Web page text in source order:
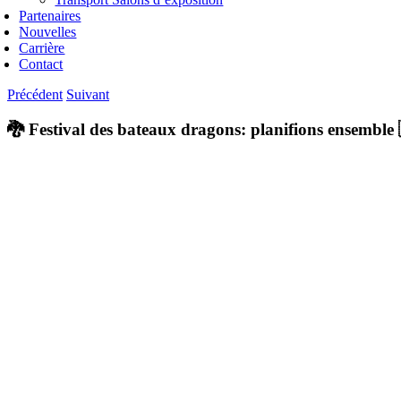
Partenaires
Nouvelles
Carrière
Contact
Précédent Suivant
🐉 Festival des bateaux dragons: planifions